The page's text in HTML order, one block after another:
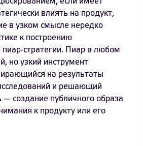
влиять на продукт,
в узком смысле нередко
к построению
пиар-стратегии. Пиар в любом
но узкий инструмент
на результаты
и решающий
— создание публичного образа
к продукту или его